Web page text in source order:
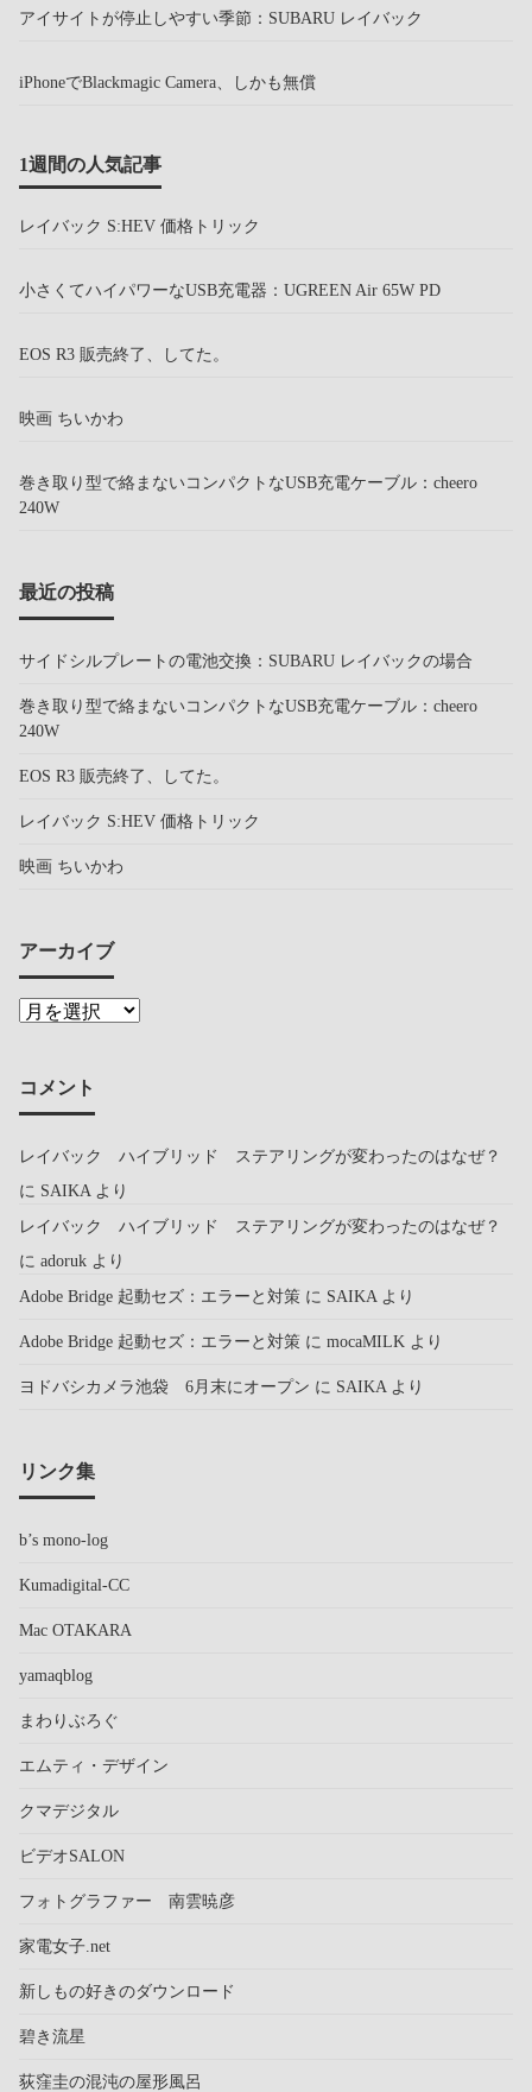
アイサイトが停止しやすい季節：SUBARU レイバック
iPhoneでBlackmagic Camera、しかも無償
1週間の人気記事
レイバック S:HEV 価格トリック
小さくてハイパワーなUSB充電器：UGREEN Air 65W PD
EOS R3 販売終了、してた。
映画 ちいかわ
巻き取り型で絡まないコンパクトなUSB充電ケーブル：cheero
240W
最近の投稿
サイドシルプレートの電池交換：SUBARU レイバックの場合
巻き取り型で絡まないコンパクトなUSB充電ケーブル：cheero
240W
EOS R3 販売終了、してた。
レイバック S:HEV 価格トリック
映画 ちいかわ
アーカイブ
コメント
レイバック ハイブリッド ステアリングが変わったのはなぜ？
に SAIKA より
レイバック ハイブリッド ステアリングが変わったのはなぜ？
に adoruk より
Adobe Bridge 起動セズ：エラーと対策 に SAIKA より
Adobe Bridge 起動セズ：エラーと対策 に mocaMILK より
ヨドバシカメラ池袋 6月末にオープン に SAIKA より
リンク集
b’s mono-log
Kumadigital-CC
Mac OTAKARA
yamaqblog
まわりぶろぐ
エムティ・デザイン
クマデジタル
ビデオSALON
フォトグラファー 南雲暁彦
家電女子.net
新しもの好きのダウンロード
碧き流星
荻窪圭の混沌の屋形風呂